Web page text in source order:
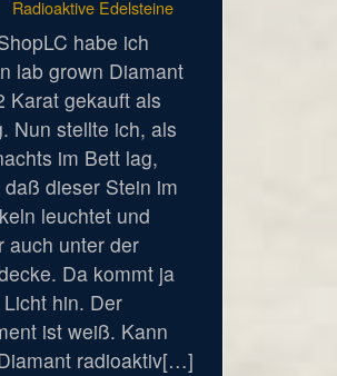
Radioaktive Edelsteine
habe ich
lab grown Diamant
Karat gekauft als
Nun stellte ich, als
im Bett lag,
daß dieser Stein im
leuchtet und
auch unter der
Da kommt ja
hin. Der
ist weiß. Kann
radioaktiv[…]